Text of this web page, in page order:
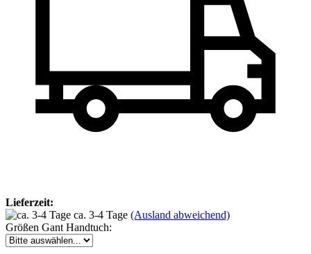
Lieferzeit:
ca. 3-4 Tage (Ausland abweichend)
Größen Gant Handtuch: